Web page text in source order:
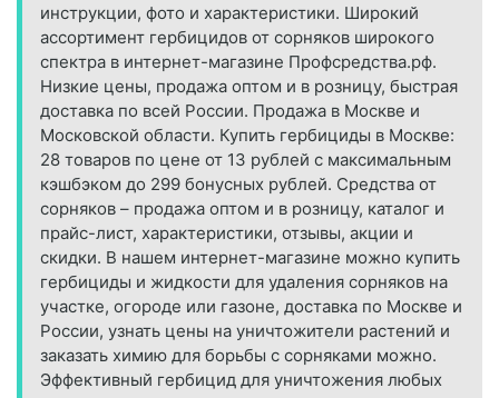
инструкции, фото и характеристики. Широкий
ассортимент гербицидов от сорняков широкого
спектра в интернет-магазине Профсредства.рф.
Низкие цены, продажа оптом и в розницу, быстрая
доставка по всей России. Продажа в Москве и
Московской области. Купить гербициды в Москве:
28 товаров по цене от 13 рублей с максимальным
кэшбэком до 299 бонусных рублей. Средства от
сорняков – продажа оптом и в розницу, каталог и
прайс-лист, характеристики, отзывы, акции и
скидки. В нашем интернет-магазине можно купить
гербициды и жидкости для удаления сорняков на
участке, огороде или газоне, доставка по Москве и
России, узнать цены на уничтожители растений и
заказать химию для борьбы с сорняками можно.
Эффективный гербицид для уничтожения любых